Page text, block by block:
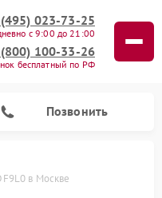
023-73-25
с 9:00 до 21:00
100-33-26
бесплатный по РФ
Позвонить
в Москве